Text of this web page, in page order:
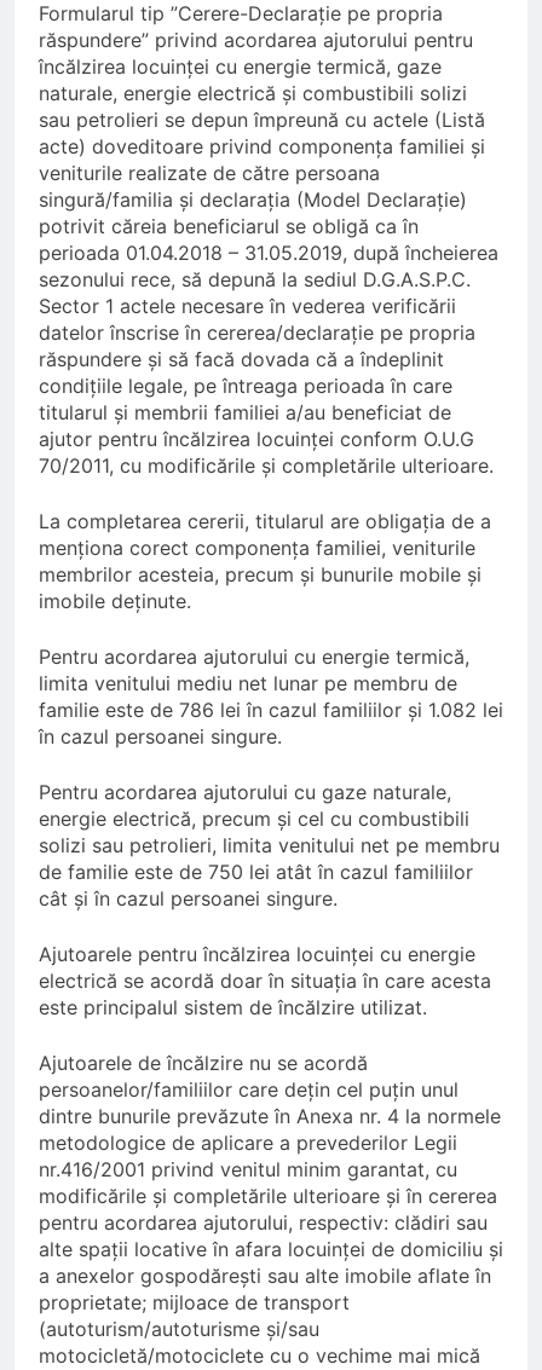
Formularul tip ”Cerere-Declarație pe propria
răspundere” privind acordarea ajutorului pentru
încălzirea locuinței cu energie termică, gaze
naturale, energie electrică și combustibili solizi
sau petrolieri se depun împreună cu actele (Listă
acte) doveditoare privind componența familiei și
veniturile realizate de către persoana
singură/familia și declarația (Model Declarație)
potrivit căreia beneficiarul se obligă ca în
perioada 01.04.2018 – 31.05.2019, după încheierea
sezonului rece, să depună la sediul D.G.A.S.P.C.
Sector 1 actele necesare în vederea verificării
datelor înscrise în cererea/declarație pe propria
răspundere și să facă dovada că a îndeplinit
condițiile legale, pe întreaga perioada în care
titularul și membrii familiei a/au beneficiat de
ajutor pentru încălzirea locuinței conform O.U.G
70/2011, cu modificările și completările ulterioare.
La completarea cererii, titularul are obligaţia de a
menţiona corect componenţa familiei, veniturile
membrilor acesteia, precum şi bunurile mobile şi
imobile deţinute.
Pentru acordarea ajutorului cu energie termică,
limita venitului mediu net lunar pe membru de
familie este de 786 lei în cazul familiilor şi 1.082 lei
în cazul persoanei singure.
Pentru acordarea ajutorului cu gaze naturale,
energie electrică, precum şi cel cu combustibili
solizi sau petrolieri, limita venitului net pe membru
de familie este de 750 lei atât în cazul familiilor
cât şi în cazul persoanei singure.
Ajutoarele pentru încălzirea locuinţei cu energie
electrică se acordă doar în situația în care acesta
este principalul sistem de încălzire utilizat.
Ajutoarele de încălzire nu se acordă
persoanelor/familiilor care deţin cel puţin unul
dintre bunurile prevăzute în Anexa nr. 4 la normele
metodologice de aplicare a prevederilor Legii
nr.416/2001 privind venitul minim garantat, cu
modificările şi completările ulterioare şi în cererea
pentru acordarea ajutorului, respectiv: clădiri sau
alte spaţii locative în afara locuinţei de domiciliu şi
a anexelor gospodăreşti sau alte imobile aflate în
proprietate; mijloace de transport
(autoturism/autoturisme şi/sau
motocicletă/motociclete cu o vechime mai mică